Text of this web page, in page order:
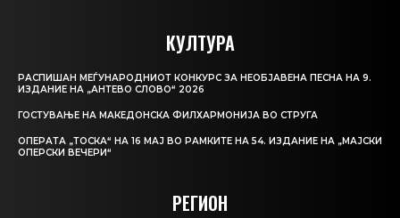
КУЛТУРА
РАСПИШАН МЕЃУНАРОДНИОТ КОНКУРС ЗА НЕОБЈАВЕНА ПЕСНА НА 9.
ИЗДАНИЕ НА „АНТЕВО СЛОВО“ 2026
ГОСТУВАЊЕ НА МАКЕДОНСКА ФИЛХАРМОНИЈА ВО СТРУГА
ОПЕРАТА „ТОСКА“ НА 16 МАЈ ВО РАМКИТЕ НА 54. ИЗДАНИЕ НА „МАЈСКИ
ОПЕРСКИ ВЕЧЕРИ“
РЕГИОН